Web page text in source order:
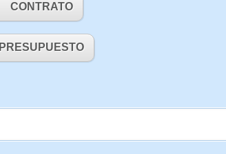
CONTRATO
PRESUPUESTO